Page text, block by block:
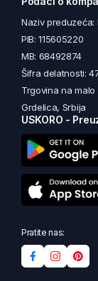
Naziv preduzeća:
PIB: 115605220
MB: 68492874
Šifra delatnosti:
Trgovina na
Grdelica, Srbija
USKORO -
Pratite nas: